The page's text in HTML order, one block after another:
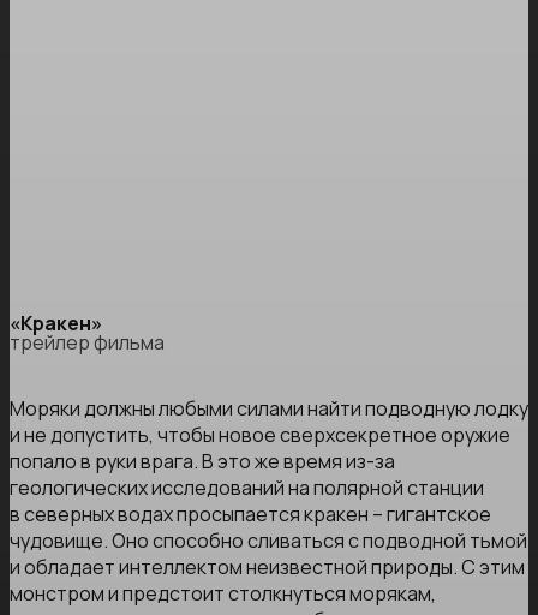
«Кракен»
трейлер фильма
Моряки должны любыми силами найти подводную лодку
и не допустить, чтобы новое сверхсекретное оружие
попало в руки врага. В это же время из-за
геологических исследований на полярной станции
в северных водах просыпается кракен – гигантское
чудовище. Оно способно сливаться с подводной тьмой
и обладает интеллектом неизвестной природы. С этим
монстром и предстоит столкнуться морякам,